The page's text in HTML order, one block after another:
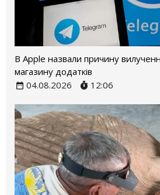
В Apple назвали причину
магазину додатків
04.08.2026
12:06